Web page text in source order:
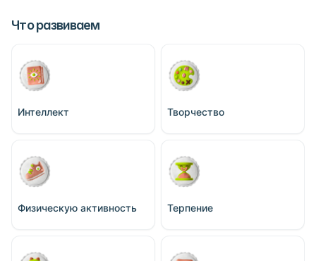
Что развиваем
Интеллект Творчество
Физическую активность Терпение